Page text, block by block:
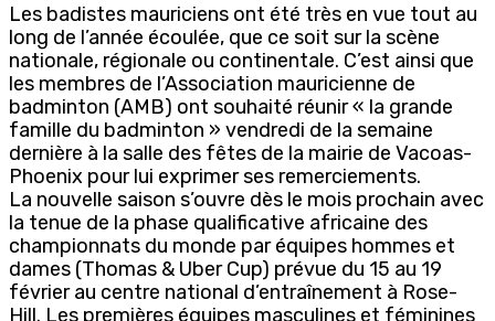
Les badistes mauriciens ont été très en vue tout au
long de l’année écoulée, que ce soit sur la scène
nationale, régionale ou continentale. C’est ainsi que
les membres de l’Association mauricienne de
badminton (AMB) ont souhaité réunir « la grande
famille du badminton » vendredi de la semaine
dernière à la salle des fêtes de la mairie de Vacoas-
Phoenix pour lui exprimer ses remerciements.
La nouvelle saison s’ouvre dès le mois prochain avec
la tenue de la phase qualificative africaine des
championnats du monde par équipes hommes et
dames (Thomas & Uber Cup) prévue du 15 au 19
février au centre national d’entraînement à Rose-
Hill. Les premières équipes masculines et féminines